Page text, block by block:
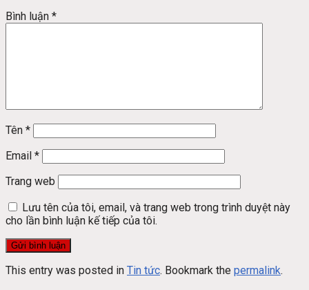
Bình luận *
Tên *
Email *
Trang web
Lưu tên của tôi, email, và trang web trong trình duyệt này
cho lần bình luận kế tiếp của tôi.
This entry was posted in Tin tức. Bookmark the permalink.